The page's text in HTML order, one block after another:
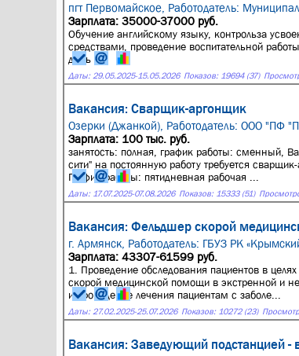
пгт Первомайское, Работодатель:
Зарплата: 35000-37000 руб.
Обучение английскому языку, контрольза
средствами, проведение воспитательной
день
Даты: 29.05.2025-15.05.2026 Показов: 19694 (37)
Вакансия: Сварщик-аргонщик
Озерки (Джанкой), Работодатель: ООО "ПФ
Зарплата: 100 тыс. руб.
занятость: полная, график работы:
сити" на постоянную работу требуется
График работы: пятидневная рабочая ...
Даты: 17.07.2025-07.08.2026 Показов: 15333 (51)
Вакансия: Фельдшер скорой
г. Армянск, Работодатель: ГБУЗ РК
Зарплата: 43307-61599 руб.
1. Проведение обследования пациентов в
скорой медицинской помощи в экстренной и
и проведение лечения пациентам с заболе...
Даты: 27.02.2025-25.07.2026 Показов: 10272 (23)
Вакансия: Заведующий подстанцией -